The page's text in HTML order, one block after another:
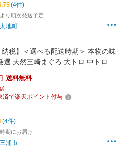
(4件)
り順次発送予定
地町
納税】＜選べる配送時期＞ 本物の味
選 天然三崎まぐろ 大トロ 中トロ 赤
まぐろ マグロ 鮪 メバチマグロ
海鮮 魚 魚介 母の日 父の日 敬老の
神奈川 三浦市 おすすめ ランキング
送料無料
済で楽天ポイント付与
(4件)
期にお届け
浦市